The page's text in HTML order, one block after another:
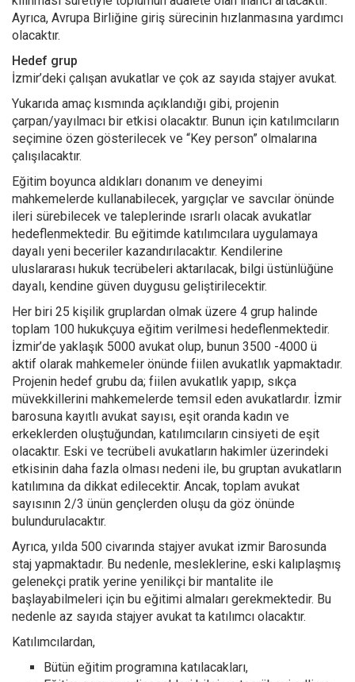
Ayrıca, Avrupa Birliğine giriş sürecinin hızlanmasına yardımcı
olacaktır.
Hedef grup
İzmir’deki çalışan avukatlar ve çok az sayıda stajyer avukat.
Yukarıda amaç kısmında açıklandığı gibi, projenin
çarpan/yayılmacı bir etkisi olacaktır. Bunun için katılımcıların
seçimine özen gösterilecek ve “Key person” olmalarına
çalışılacaktır.
Eğitim boyunca aldıkları donanım ve deneyimi
mahkemelerde kullanabilecek, yargıçlar ve savcılar önünde
ileri sürebilecek ve taleplerinde ısrarlı olacak avukatlar
hedeflenmektedir. Bu eğitimde katılımcılara uygulamaya
dayalı yeni beceriler kazandırılacaktır. Kendilerine
uluslararası hukuk tecrübeleri aktarılacak, bilgi üstünlüğüne
dayalı, kendine güven duygusu geliştirilecektir.
Her biri 25 kişilik gruplardan olmak üzere 4 grup halinde
toplam 100 hukukçuya eğitim verilmesi hedeflenmektedir.
İzmir’de yaklaşık 5000 avukat olup, bunun 3500 -4000 ü
aktif olarak mahkemeler önünde fiilen avukatlık yapmaktadır.
Projenin hedef grubu da; fiilen avukatlık yapıp, sıkça
müvekkillerini mahkemelerde temsil eden avukatlardır. İzmir
barosuna kayıtlı avukat sayısı, eşit oranda kadın ve
erkeklerden oluştuğundan, katılımcıların cinsiyeti de eşit
olacaktır. Eski ve tecrübeli avukatların hakimler üzerindeki
etkisinin daha fazla olması nedeni ile, bu gruptan avukatların
katılımına da dikkat edilecektir. Ancak, toplam avukat
sayısının 2/3 ünün gençlerden oluşu da göz önünde
bulundurulacaktır.
Ayrıca, yılda 500 civarında stajyer avukat izmir Barosunda
staj yapmaktadır. Bu nedenle, mesleklerine, eski kalıplaşmış
gelenekçi pratik yerine yenilikçi bir mantalite ile
başlayabilmeleri için bu eğitimi almaları gerekmektedir. Bu
nedenle az sayıda stajyer avukat ta katılımcı olacaktır.
Katılımcılardan,
Bütün eğitim programına katılacakları,